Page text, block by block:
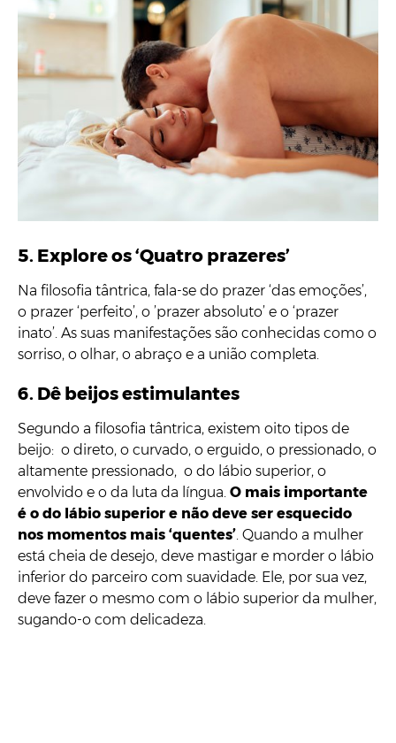
5. Explore os ‘Quatro prazeres’
Na filosofia tântrica, fala-se do prazer ‘das emoções’,
o prazer ‘perfeito’, o ’prazer absoluto’ e o ‘prazer
inato’. As suas manifestações são conhecidas como o
sorriso, o olhar, o abraço e a união completa.
6. Dê beijos estimulantes
Segundo a filosofia tântrica, existem oito tipos de
beijo: o direto, o curvado, o erguido, o pressionado, o
altamente pressionado, o do lábio superior, o
envolvido e o da luta da língua. O mais importante
é o do lábio superior e não deve ser esquecido
nos momentos mais ‘quentes’ . Quando a mulher
está cheia de desejo, deve mastigar e morder o lábio
inferior do parceiro com suavidade. Ele, por sua vez,
deve fazer o mesmo com o lábio superior da mulher,
sugando-o com delicadeza.